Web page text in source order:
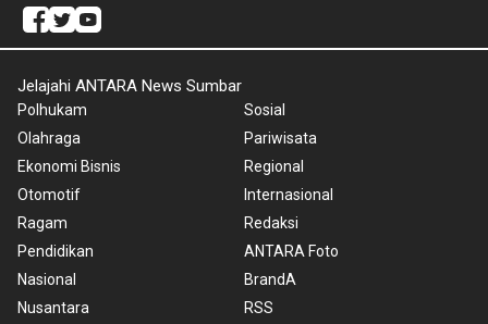
Jelajahi ANTARA News Sumbar
Polhukam
Olahraga
Ekonomi Bisnis
Otomotif
Ragam
Pendidikan
Nasional
Nusantara
Sosial
Pariwisata
Regional
Internasional
Redaksi
ANTARA Foto
BrandA
RSS